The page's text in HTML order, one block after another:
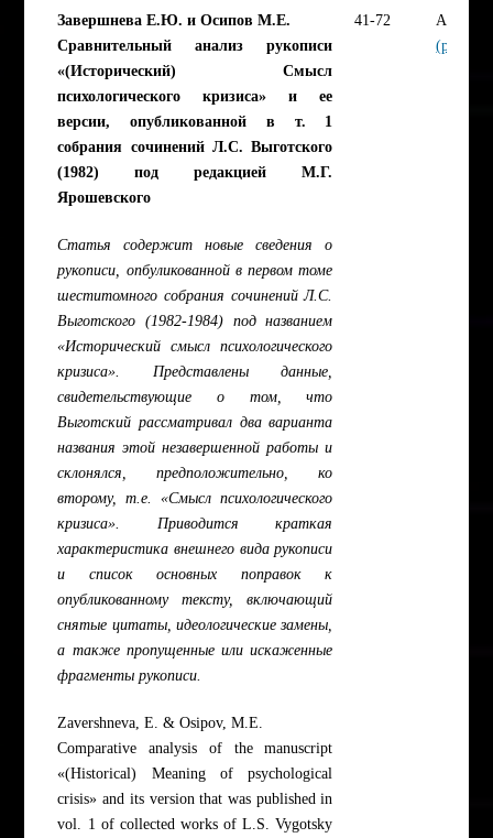
Завершнева Е.Ю. и Осипов М.Е.
Сравнительный анализ рукописи
«(Исторический) Смысл
психологического кризиса» и ее
версии, опубликованной в т. 1
собрания сочинений Л.С. Выготского
(1982) под редакцией М.Г.
Ярошевского
Статья содержит новые сведения о
рукописи, опбуликованной в первом томе
шеститомного собрания сочинений Л.С.
Выготского (1982-1984) под названием
«Исторический смысл психологического
кризиса». Представлены данные,
свидетельствующие о том, что
Выготский рассматривал два варианта
названия этой незавершенной работы и
склонялся, предположительно, ко
второму, т.е. «Смысл психологического
кризиса». Приводится краткая
характеристика внешнего вида рукописи
и список основных поправок к
опубликованному тексту, включающий
снятые цитаты, идеологические замены,
а также пропущенные или искаженные
фрагменты рукописи.
Zavershneva, E. & Osipov, M.E.
Comparative analysis of the manuscript
«(Historical) Meaning of psychological
crisis» and its version that was published in
vol. 1 of collected works of L.S. Vygotsky
41-72
Article
(pdf)